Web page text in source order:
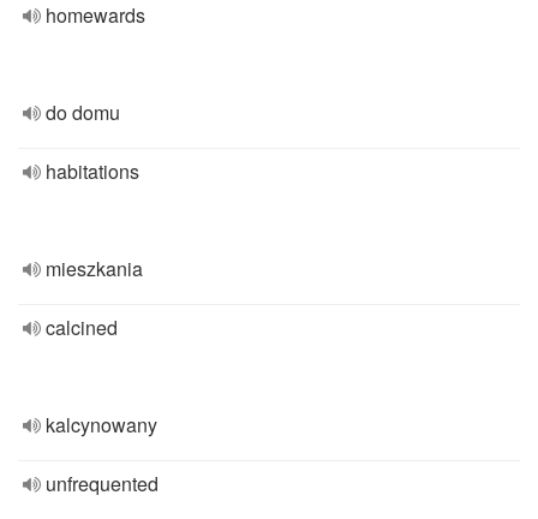
homewards
do domu
habitations
mieszkania
calcined
kalcynowany
unfrequented